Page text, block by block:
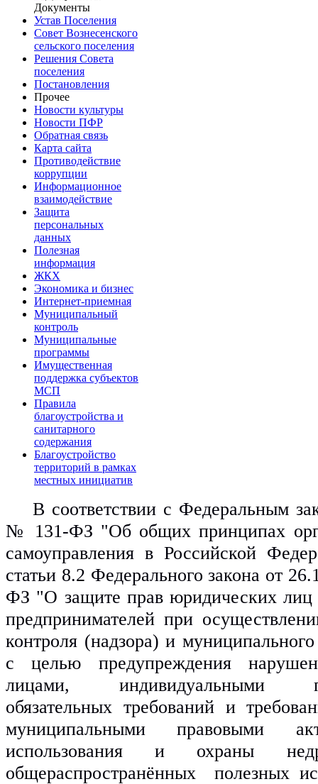
Документы
Устав Поселения
Совет Вознесенского
сельского поселения
Решения Совета
поселения
Постановления
Прочее
Новости культуры
Новости ПФР
Обратная связь
Карта сайта
Противодействие
коррупции
Информационное
взаимодействие
Защита
персональных
данных
Полезная
информация
ЖКХ
Экономика и бизнес
Интернет-приемная
Муниципальный
контроль
Муниципальные
программы
Имущественная
поддержка субъектов
МСП
Правила
благоустройства и
санитарного
содержания
Благоустройство
территорий в рамках
местных инициатив
В соответствии с Федеральным
№ 131-ФЗ "Об общих принципах
самоуправления в Российской
статьи 8.2 Федерального закона от
ФЗ "О защите прав юридических
предпринимателей при
контроля (надзора) и
с целью предупреждения
лицами, индивидуальными
обязательных требований и
муниципальными правовыми
использования и охраны
общераспространённых  полезных